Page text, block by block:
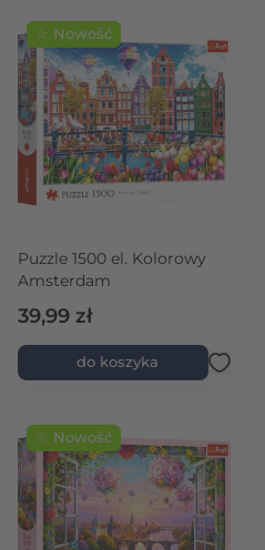
☆ Nowość
Puzzle 1500 el. Kolorowy
Amsterdam
39,99 zł
do koszyka
☆ Nowość